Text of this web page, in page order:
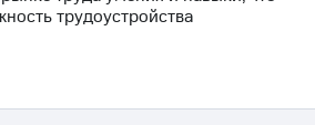
трудоустройства